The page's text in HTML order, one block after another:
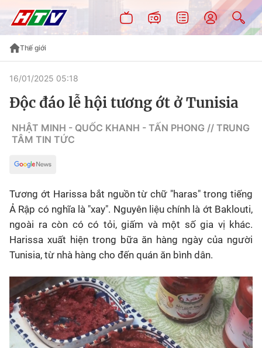
Thế giới
16/01/2025 05:18
Độc đáo lễ hội tương ớt ở Tunisia
NHẬT MINH - QUỐC KHANH - TẤN PHONG // TRUNG
TÂM TIN TỨC
Tương ớt Harissa bắt nguồn từ chữ "haras" trong tiếng
Ả Rập có nghĩa là "xay". Nguyên liệu chính là ớt Baklouti,
ngoài ra còn có có tỏi, giấm và một số gia vị khác.
Harissa xuất hiện trong bữa ăn hàng ngày của người
Tunisia, từ nhà hàng cho đến quán ăn bình dân.